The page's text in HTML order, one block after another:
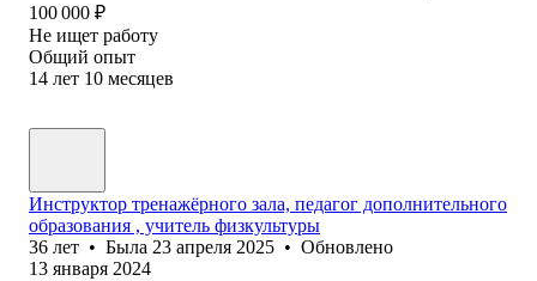
100 000 ₽
Не ищет работу
Общий опыт
14 лет 10 месяцев
Инструктор тренажёрного зала, педагог дополнительного
образования , учитель физкультуры
36 лет • Была 23 апреля 2025 • Обновлено
13 января 2024